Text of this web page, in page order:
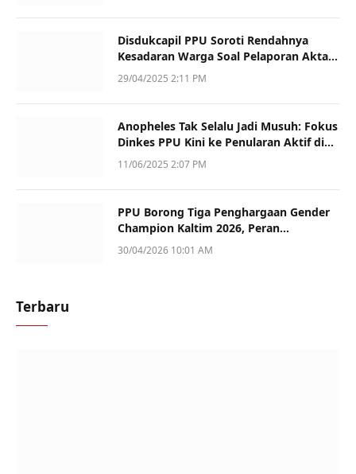
Disdukcapil PPU Soroti Rendahnya
Kesadaran Warga Soal Pelaporan Akta
Kematian
29/04/2025 2:11 PM
Anopheles Tak Selalu Jadi Musuh: Fokus
Dinkes PPU Kini ke Penularan Aktif di
Sotek
11/06/2025 2:07 PM
PPU Borong Tiga Penghargaan Gender
Champion Kaltim 2026, Peran
Perempuan Jadi Sorotan
30/04/2026 10:01 AM
Terbaru